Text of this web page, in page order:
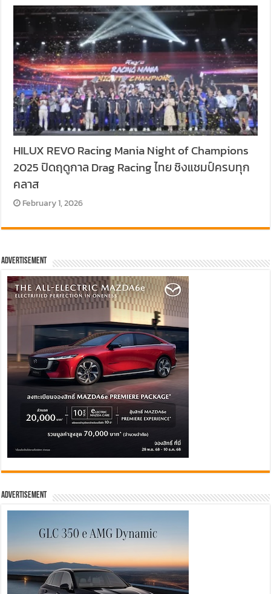
HILUX REVO Racing Mania Night of Champions
2025 ปิดฤดูกาล Drag Racing ไทย ชิงแชมป์ครบทุก
คลาส
February 1, 2026
Advertisement
Advertisement